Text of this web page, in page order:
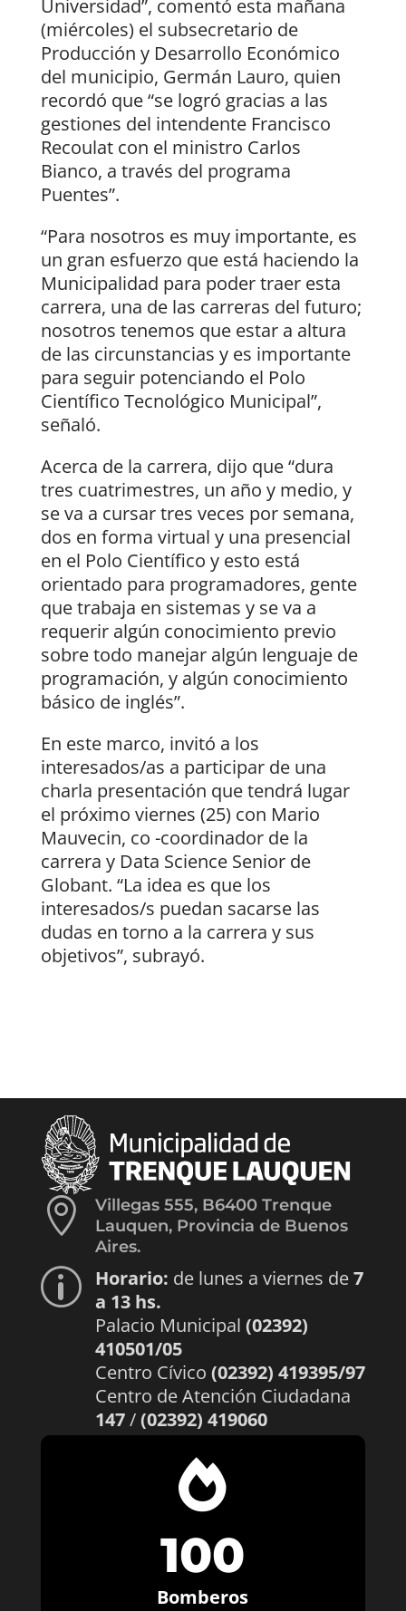
Universidad”, comentó esta mañana
(miércoles) el subsecretario de
Producción y Desarrollo Económico
del municipio, Germán Lauro, quien
recordó que “se logró gracias a las
gestiones del intendente Francisco
Recoulat con el ministro Carlos
Bianco, a través del programa
Puentes”.
“Para nosotros es muy importante, es
un gran esfuerzo que está haciendo la
Municipalidad para poder traer esta
carrera, una de las carreras del futuro;
nosotros tenemos que estar a altura
de las circunstancias y es importante
para seguir potenciando el Polo
Científico Tecnológico Municipal”,
señaló.
Acerca de la carrera, dijo que “dura
tres cuatrimestres, un año y medio, y
se va a cursar tres veces por semana,
dos en forma virtual y una presencial
en el Polo Científico y esto está
orientado para programadores, gente
que trabaja en sistemas y se va a
requerir algún conocimiento previo
sobre todo manejar algún lenguaje de
programación, y algún conocimiento
básico de inglés”.
En este marco, invitó a los
interesados/as a participar de una
charla presentación que tendrá lugar
el próximo viernes (25) con Mario
Mauvecin, co -coordinador de la
carrera y Data Science Senior de
Globant. “La idea es que los
interesados/s puedan sacarse las
dudas en torno a la carrera y sus
objetivos”, subrayó.

Villegas 555, B6400 Trenque
Lauquen, Provincia de Buenos
Aires.
p Horario: de lunes a viernes de7
a 13 hs.
Palacio Municipal (02392)
410501/05
Centro Cívico (02392) 419395/97
Centro de Atención Ciudadana
147/(02392) 419060

100
Bomberos